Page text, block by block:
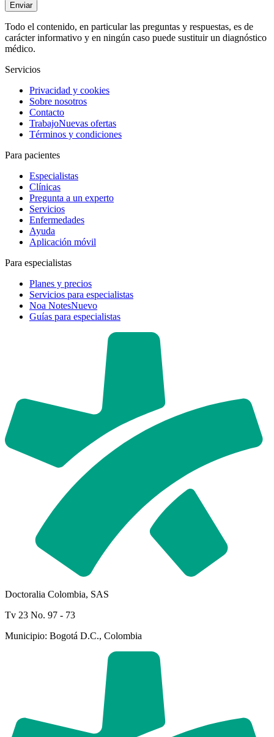
Enviar
Todo el contenido, en particular las preguntas y respuestas, es de
carácter informativo y en ningún caso puede sustituir un diagnóstico
médico.
Servicios
Privacidad y cookies
Sobre nosotros
Contacto
TrabajoNuevas ofertas
Términos y condiciones
Para pacientes
Especialistas
Clínicas
Pregunta a un experto
Servicios
Enfermedades
Ayuda
Aplicación móvil
Para especialistas
Planes y precios
Servicios para especialistas
Noa NotesNuevo
Guías para especialistas
Doctoralia Colombia, SAS
Tv 23 No. 97 - 73
Municipio: Bogotá D.C., Colombia